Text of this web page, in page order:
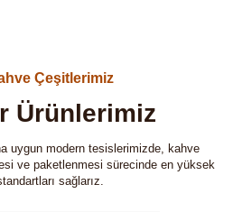
Çeşitlerimiz
Ürünlerimiz
uygun modern tesislerimizde, kahve
ve paketlenmesi sürecinde en yüksek
sağlarız.